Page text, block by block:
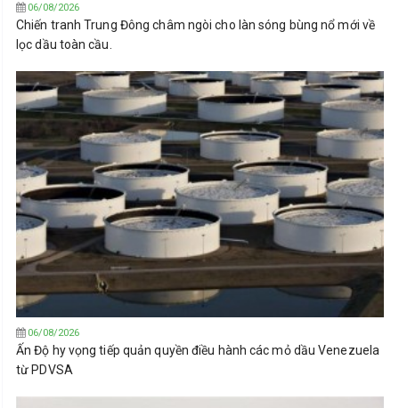
06/08/2026
Chiến tranh Trung Đông châm ngòi cho làn sóng bùng nổ mới về
lọc dầu toàn cầu.
06/08/2026
Ấn Độ hy vọng tiếp quản quyền điều hành các mỏ dầu Venezuela
từ PDVSA